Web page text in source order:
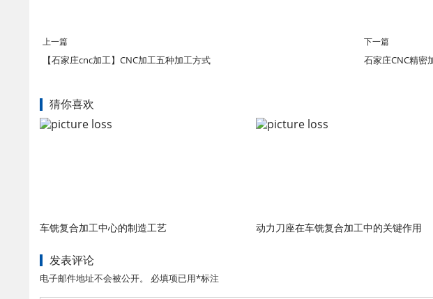
上一篇
【石家庄cnc加工】CNC加工五种加工方式
下一篇
石家庄CNC精密
猜你喜欢
车铣复合加工中心的制造工艺 动力刀座在车铣复合加工中的关键作用
发表评论
电子邮件地址不会被公开。 必填项已用*标注